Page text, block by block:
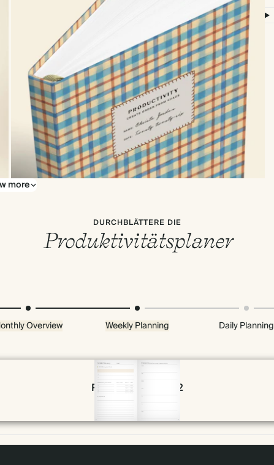
more
DURCHBLÄTTERE DIE
Produktivitätsplaner
Overview Weekly Planning Daily Planning
Page 30 & 31 of 192